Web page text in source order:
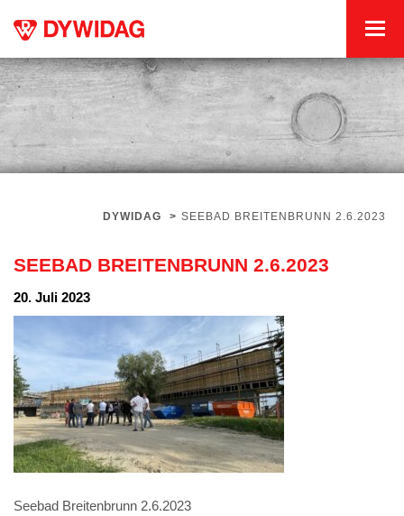
DYWIDAG > SEEBAD BREITENBRUNN 2.6.2023
SEEBAD BREITENBRUNN 2.6.2023
20. Juli 2023
Seebad Breitenbrunn 2.6.2023